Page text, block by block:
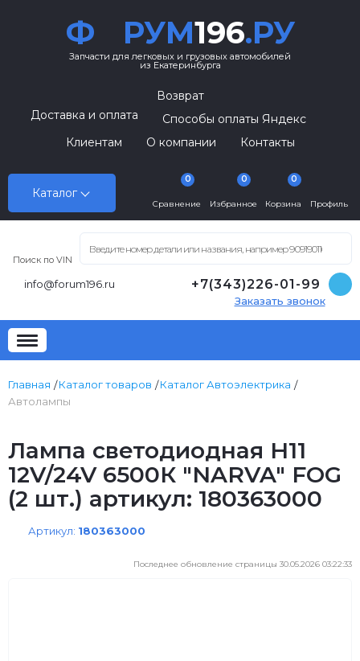
Ф РУМ196.РУ
Запчасти для легковых и грузовых автомобилей
из Екатеринбурга
Каталог
Возврат
Доставка и оплата
Способы оплаты Яндекс
Клиентам
О компании Контакты
Сравнение
0
Избранное
0
Корзина
0
Профиль
Поиск по VIN
info@forum196.ru +7(343)226-01-99
Заказать звонок
Главная Каталог товаров
Каталог Автоэлектрика
Автолампы
Лампа светодиодная H11
12V/24V 6500К "NARVA" FOG
(2 шт.) артикул: 180363000
Артикул: 180363000
Последнее обновление страницы 30.05.2026 03:22:33